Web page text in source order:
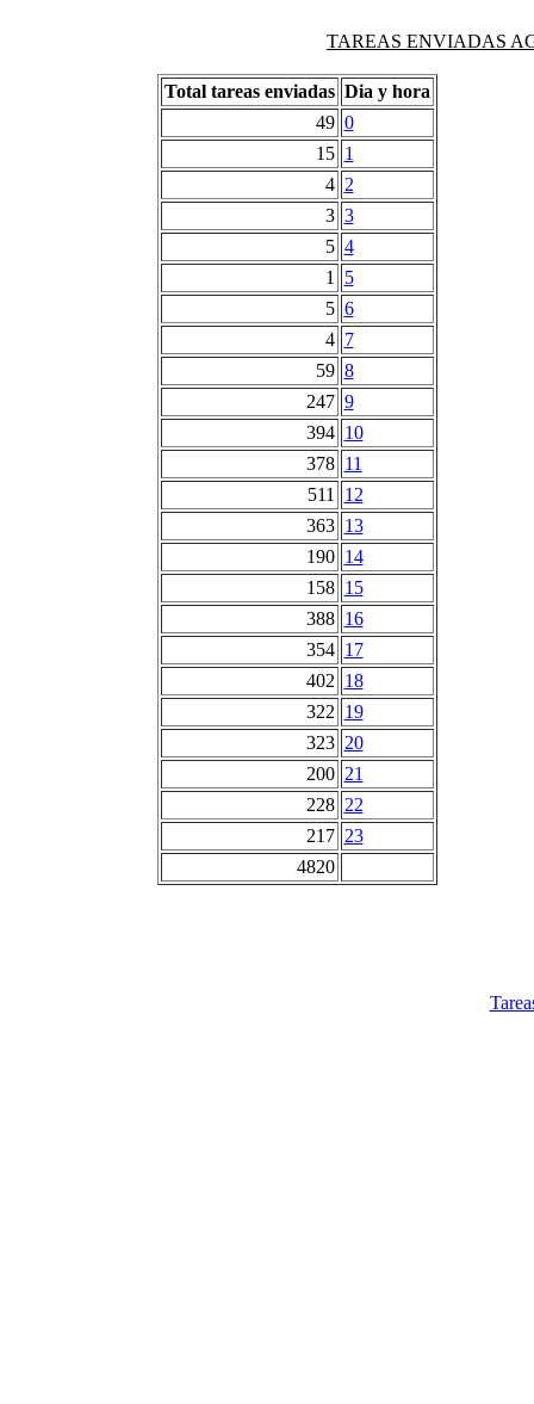
TAREAS ENVIADAS
Total tareas enviadas Dia y hora
49 0
15 1
4 2
3 3
5 4
1
5
5 6
4 7
59 8
247 9
394 10
378 11
511
12
363 13
190 14
158 15
388 16
354 17
402 18
322 19
323 20
200 21
228 22
217 23
4820